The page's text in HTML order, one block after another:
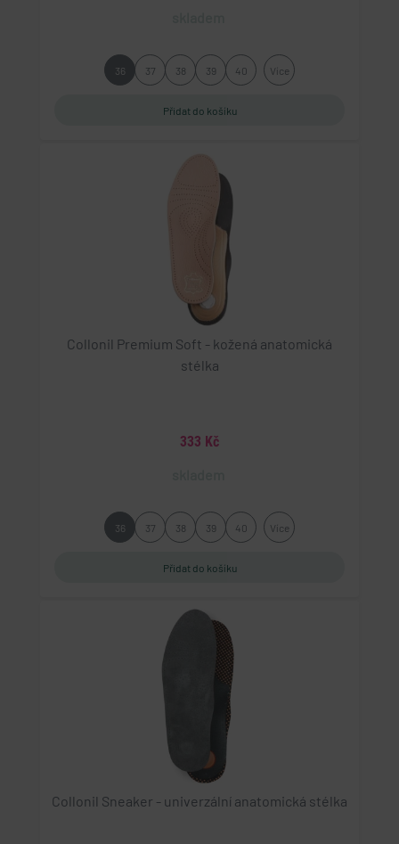
36 37 38 39 40 Více
Collonil Premium Soft - kožená anatomická
stélka
333 Kč
36 37 38 39 40 Více
Collonil Sneaker - univerzální anatomická stélka